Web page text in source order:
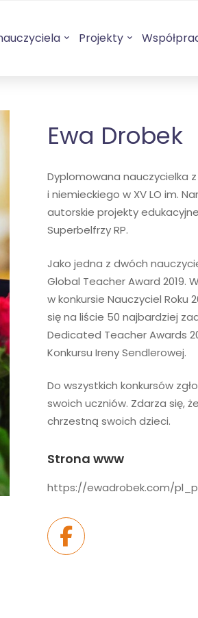
Projekty
Ewa Drobek
Dyplomowana nauczycielka
i niemieckiego w XV LO im.
autorskie projekty
Superbelfrzy RP.
Jako jedna z dwóch
Global Teacher Award 2019.
w konkursie Nauczyciel Roku
się na liście 50 najbardziej
Dedicated Teacher Awards
Konkursu Ireny Sendlerowej.
Do wszystkich konkursów
swoich uczniów. Zdarza się,
chrzestną swoich dzieci.
Strona www
https://ewadrobek.com/